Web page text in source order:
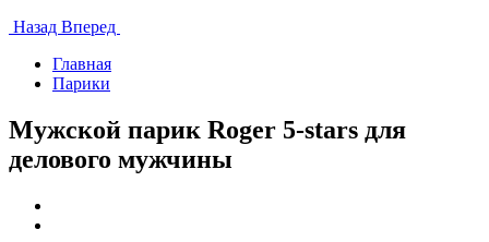
Назад Вперед
Главная
Парики
Мужской парик Roger 5-stars для
делового мужчины